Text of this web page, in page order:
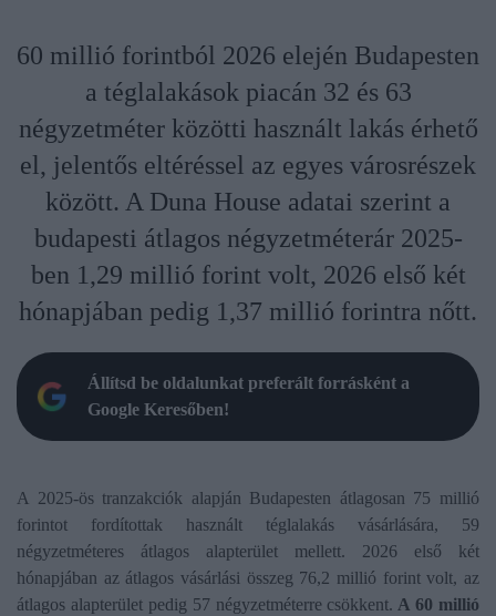
60 millió forintból 2026 elején Budapesten
a téglalakások piacán 32 és 63
négyzetméter közötti használt lakás érhető
el, jelentős eltéréssel az egyes városrészek
között. A Duna House adatai szerint a
budapesti átlagos négyzetméterár 2025-
ben 1,29 millió forint volt, 2026 első két
hónapjában pedig 1,37 millió forintra nőtt.
Állítsd be oldalunkat preferált forrásként a
Google Keresőben!
A 2025-ös tranzakciók alapján Budapesten átlagosan 75 millió
forintot fordítottak használt téglalakás vásárlására, 59
négyzetméteres átlagos alapterület mellett. 2026 első két
hónapjában az átlagos vásárlási összeg 76,2 millió forint volt, az
átlagos alapterület pedig 57 négyzetméterre csökkent. A 60 millió